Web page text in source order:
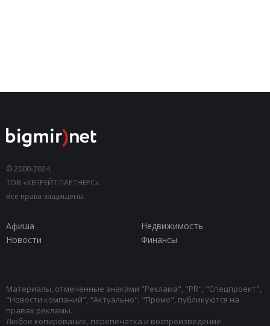
© 2000-2024,
ТОВ «КЕПРЕЙТ ПАРТНЕРС».
Все права защищены.
Афиша
Недвижимость
Новости
Финансы
Материалы, отмеченные знаками "Реклама", "PR", "Спецпроект",
"Новости компаний", "Актуально", "Промо", публикуются на
правах рекламы.
Любое копирование, перепечатка и воспроизведение